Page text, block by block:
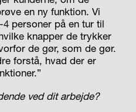
en ny funktion. Vi
personer på en tur til
knapper de trykker
de gør, som de gør.
forstå, hvad der er
ved dit arbejde?